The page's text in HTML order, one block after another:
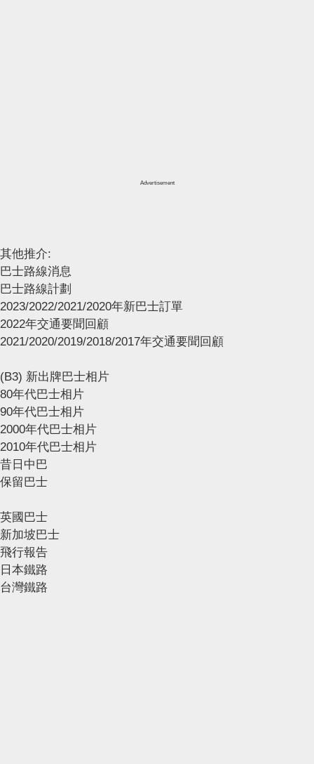
Advertisement
其他推介:
巴士路線消息
巴士路線計劃
2023/2022/2021/2020年新巴士訂單
2022年交通要聞回顧
2021/2020/2019/2018/2017年交通要聞回顧
(B3) 新出牌巴士相片
80年代巴士相片
90年代巴士相片
2000年代巴士相片
2010年代巴士相片
昔日中巴
保留巴士
英國巴士
新加坡巴士
飛行報告
日本鐵路
台灣鐵路